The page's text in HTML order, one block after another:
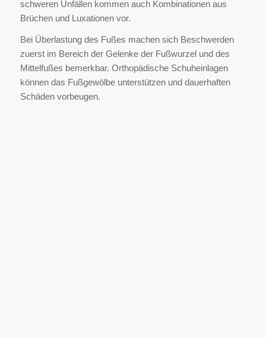
schweren Unfällen kommen auch Kombinationen aus
Brüchen und Luxationen vor.
Bei Überlastung des Fußes machen sich Beschwerden
zuerst im Bereich der Gelenke der Fußwurzel und des
Mittelfußes bemerkbar. Orthopädische Schuheinlagen
können das Fußgewölbe unterstützen und dauerhaften
Schäden vorbeugen.